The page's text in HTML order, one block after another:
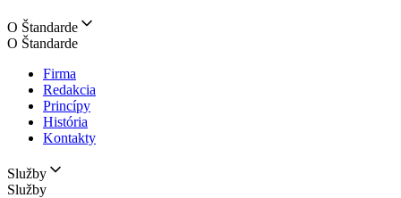
O Štandarde
O Štandarde
Firma
Redakcia
Princípy
História
Kontakty
Služby
Služby